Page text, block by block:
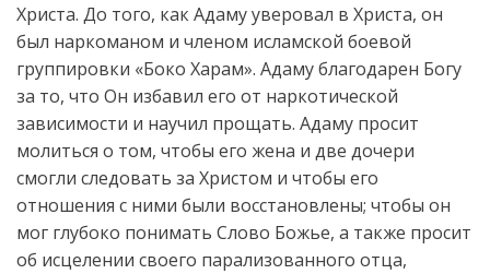
Христа. До того, как Адаму уверовал в Христа, он
был наркоманом и членом исламской боевой
группировки «Боко Харам». Адаму благодарен Богу
за то, что Он избавил его от наркотической
зависимости и научил прощать. Адаму просит
молиться о том, чтобы его жена и две дочери
смогли следовать за Христом и чтобы его
отношения с ними были восстановлены; чтобы он
мог глубоко понимать Слово Божье, а также просит
об исцелении своего парализованного отца,